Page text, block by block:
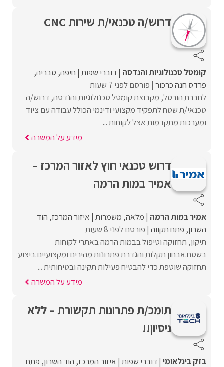
דרוש/ה טכנאי/ת שירות CNC
קומטל טכנולוגיות והנדסה דוברי שפות חיפה טבריה
פרדס חנה כרכור פורסם לפני 7 שעות
לחברת הורטל, מקבוצת קומטל טכנולוגיות והנדסה, דרוש/ה
טכנאי/ת שטח לתפקיד מקצועי ודינמי הכולל עבודה עם ציוד
ומערכות מתקדמות אצל לקוחות ...
מידע על המשרה
דרוש טכנאי חוץ לאזור המרכז –
אמיר במות הרמה
אמיר במות הרמה מלאה משמרות איזור המרכז הוד
השרון פתח תקווה פורסם לפני 8 שעות
תיקון, תחזוקה וטיפול בבמות הרמה באתרי לקוחות
בשטח.אבחון תקלות והגדרת פתרונות מהירים ומקצועיים.ביצוע
תחזוקה שוטפת כדי להבטיח פעילות תקינה ובטיחותית ...
מידע על המשרה
תומכ/ת פתרונות תקשורת – ללא
ניסיון!!
בזק בינלאומי דוברי שפות איזור המרכז הוד השרון פתח